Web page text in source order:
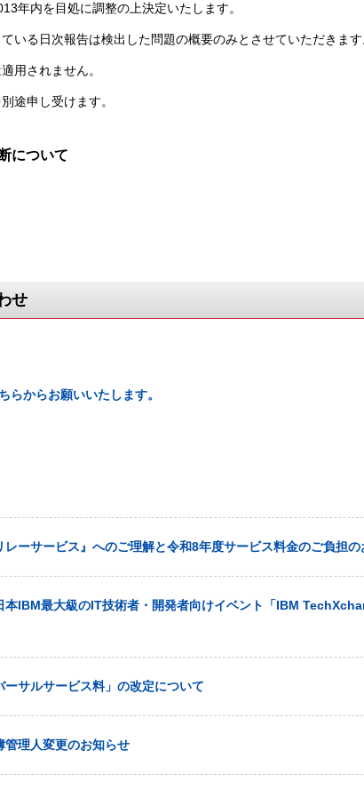
年内を目処に調整の上決定いたします。
いる日次報告は検出した問題の概要のみとさせていただきます
用されません。
途申し受けます。
について
せ
らからお願いいたします。
レーサービス』へのご理解と令和8年度サービス料金のご負担の
本IBM最大級のIT技術者・開発者向けイベント「IBM
ーサルサービス料」の改定について
管理人変更のお知らせ